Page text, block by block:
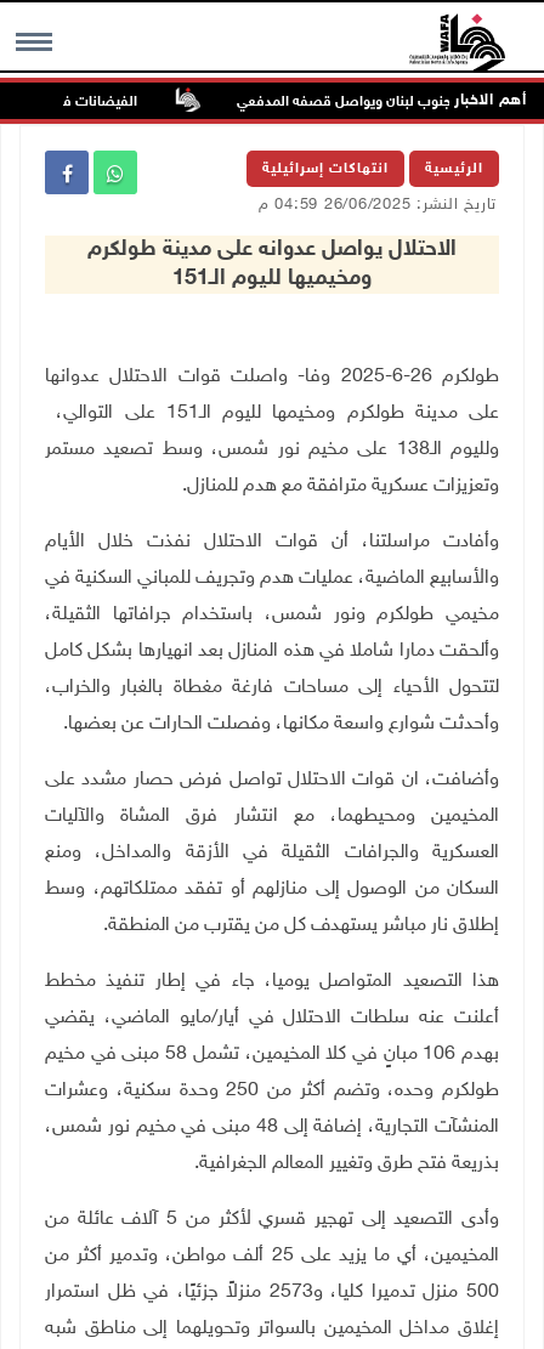
MENU أهم الاخبار
ميس الجبل جنوب لبنان ويواصل قصفه المدفعي الفيضانات في ولاية آسام
الرئيسية انتهاكات إسرائيلية
تاريخ النشر: 26/06/2025 04:59 م
الاحتلال يواصل عدوانه على مدينة طولكرم
ومخيميها لليوم الـ151
طولكرم 26-6-2025 وفا- واصلت قوات الاحتلال عدوانها
على مدينة طولكرم ومخيمها لليوم الـ151 على التوالي،
ولليوم الـ138 على مخيم نور شمس، وسط تصعيد مستمر
وتعزيزات عسكرية مترافقة مع هدم للمنازل.
وأفادت مراسلتنا، أن قوات الاحتلال نفذت خلال الأيام
والأسابيع الماضية، عمليات هدم وتجريف للمباني السكنية في
مخيمي طولكرم ونور شمس، باستخدام جرافاتها الثقيلة،
وألحقت دمارا شاملا في هذه المنازل بعد انهيارها بشكل كامل
لتتحول الأحياء إلى مساحات فارغة مغطاة بالغبار والخراب،
وأحدثت شوارع واسعة مكانها، وفصلت الحارات عن بعضها.
وأضافت، ان قوات الاحتلال تواصل فرض حصار مشدد على
المخيمين ومحيطهما، مع انتشار فرق المشاة والآليات
العسكرية والجرافات الثقيلة في الأزقة والمداخل، ومنع
السكان من الوصول إلى منازلهم أو تفقد ممتلكاتهم، وسط
إطلاق نار مباشر يستهدف كل من يقترب من المنطقة.
هذا التصعيد المتواصل يوميا، جاء في إطار تنفيذ مخطط
أعلنت عنه سلطات الاحتلال في أيار/مايو الماضي، يقضي
بهدم 106 مبانٍ في كلا المخيمين، تشمل 58 مبنى في مخيم
طولكرم وحده، وتضم أكثر من 250 وحدة سكنية، وعشرات
المنشآت التجارية، إضافة إلى 48 مبنى في مخيم نور شمس،
بذريعة فتح طرق وتغيير المعالم الجغرافية.
وأدى التصعيد إلى تهجير قسري لأكثر من 5 آلاف عائلة من
المخيمين، أي ما يزيد على 25 ألف مواطن، وتدمير أكثر من
500 منزل تدميرا كليا، و2573 منزلاً جزئيًا، في ظل استمرار
إغلاق مداخل المخيمين بالسواتر وتحويلهما إلى مناطق شبه